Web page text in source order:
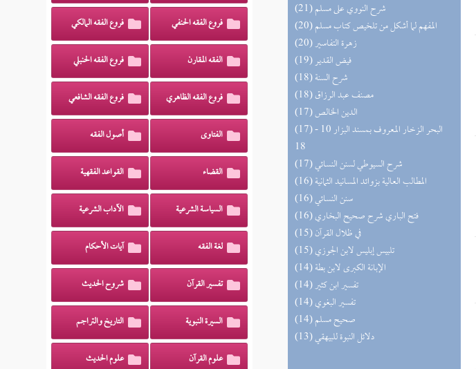
(21) شرح النووي على مسلم
(20) المفهم لما أشكل من تلخيص كتاب مسلم
(20) زهرة التفاسير
(19) فيض القدير
(18) شرح السنة
(18) مصنف عبد الرزاق
(17) الدين الخالص
(17) البحر الزخار المعروف بمسند البزار 10 -
18
(17) شرح السيوطي لسنن النسائي
(16) المطالب العالية بزوائد المسانيد الثمانية
(16) سنن النسائي
(16) فتح الباري شرح صحيح البخاري
(15) في ظلال القرآن
(15) تلبيس إبليس لابن الجوزي
(14) الإبانة الكبرى لابن بطة
(14) تفسير ابن كثير
(14) تفسير البغوي
(14) صحيح مسلم
(13) دلائل النبوة للبيهقي
فروع الفقه الحنفي فروع الفقه المالكي
الفقه المقارن فروع الفقه الحنبلي
فروع الفقه الظاهري فروع الفقه الشافعي
الفتاوى أصول الفقه
القضاء القواعد الفقهية
السياسة الشرعية الآداب الشرعية
لغة الفقه آيات الأحكام
تفسير القرآن شروح الحديث
السيرة النبوية التاريخ والتراجم
علوم القرآن علوم الحديث